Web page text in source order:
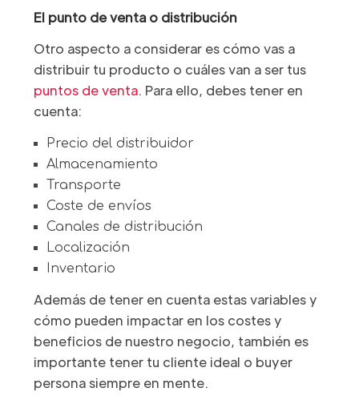
El punto de venta o distribución
Otro aspecto a considerar es cómo vas a
distribuir tu producto o cuáles van a ser tus
puntos de venta. Para ello, debes tener en
cuenta:
Precio del distribuidor
Almacenamiento
Transporte
Coste de envíos
Canales de distribución
Localización
Inventario
Además de tener en cuenta estas variables y
cómo pueden impactar en los costes y
beneficios de nuestro negocio, también es
importante tener tu cliente ideal o buyer
persona siempre en mente.